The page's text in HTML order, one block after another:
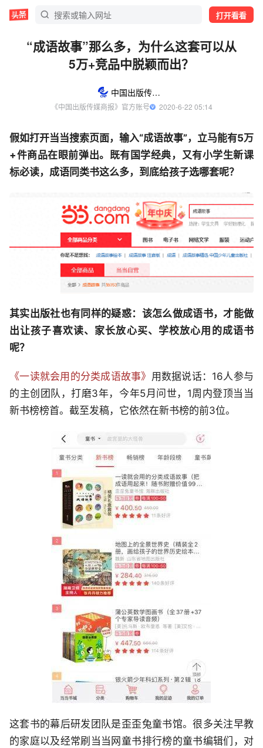
打开看看
“成语故事”那么多，为什么这套可以从
5万+竞品中脱颖而出？
中国出版传媒商报
《中国出版传媒商报》官方账号
  2020-6-22 05:14
假如打开当当搜索页面，输入“成语故事”，立马能有5万
+件商品在眼前弹出。既有国学经典，又有小学生新课
标必读，成语同类书这么多，到底给孩子选哪套呢？
其实出版社也有同样的疑惑：该怎么做成语书，才能做
出让孩子喜欢读、家长放心买、学校放心用的成语书
呢？
《一读就会用的分类成语故事》 用数据说话：16人参与
的主创团队，打磨3年，今年5月问世，1周内登顶当当
新书榜榜首。截至发稿，它依然在新书榜的前3位。
这套书的幕后研发团队是歪歪兔童书馆。很多关注早教
的家庭以及经常刷当当网童书排行榜的童书编辑们，对